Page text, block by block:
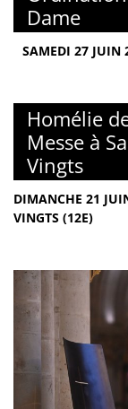
Dame
SAMEDI 27 JUIN
Homélie
Messe à
Vingts
DIMANCHE 21
VINGTS (12E)